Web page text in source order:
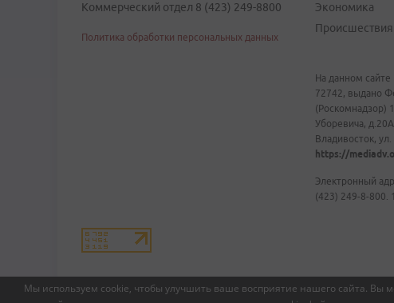
Мы используем cookie, чтобы улучшить ваше восприятие нашего сайта. Вы
Коммерческий отдел 8 (423) 249-8800
Политика обработки персональных данных
Экономика
Происшествия
На данном
72742, выдано
(Роскомнадзор)
Уборевича,
Владивосток,
https://
Электронный
(423) 249-8-800.